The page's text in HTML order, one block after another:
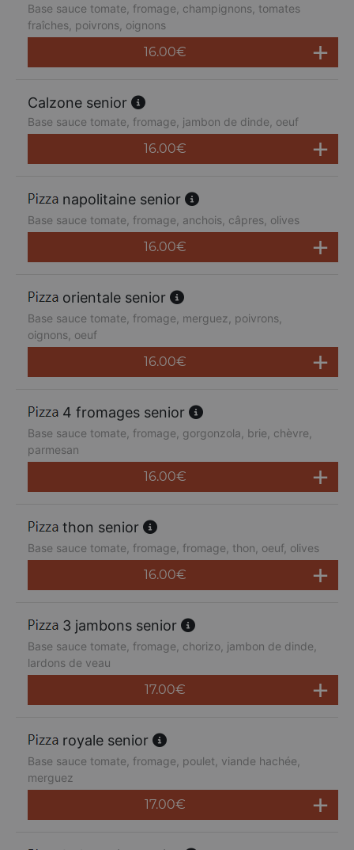
Base sauce tomate, fromage, champignons, tomates
fraîches, poivrons, oignons
16.00€
Calzone senior
Base sauce tomate, fromage, jambon de dinde, oeuf
16.00€
napolitaine senior
Base sauce tomate, fromage, anchois, câpres, olives
16.00€
orientale senior
Base sauce tomate, fromage, merguez, poivrons,
oignons, oeuf
16.00€
4 fromages senior
Base sauce tomate, fromage, gorgonzola, brie, chèvre,
parmesan
16.00€
thon senior
Base sauce tomate, fromage, fromage, thon, oeuf, olives
16.00€
3 jambons senior
Base sauce tomate, fromage, chorizo, jambon de dinde,
lardons de veau
17.00€
royale senior
Base sauce tomate, fromage, poulet, viande hachée,
merguez
17.00€